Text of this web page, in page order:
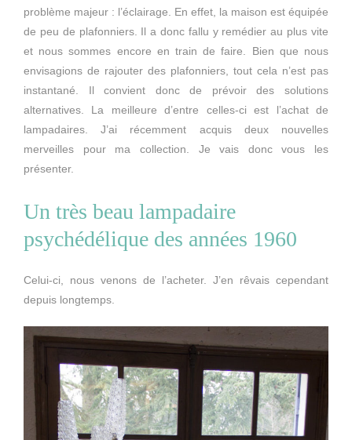
problème majeur : l’éclairage. En effet, la maison est équipée
de peu de plafonniers. Il a donc fallu y remédier au plus vite
et nous sommes encore en train de faire. Bien que nous
envisagions de rajouter des plafonniers, tout cela n’est pas
instantané. Il convient donc de prévoir des solutions
alternatives. La meilleure d’entre celles-ci est l’achat de
lampadaires. J’ai récemment acquis deux nouvelles
merveilles pour ma collection. Je vais donc vous les
présenter.
Un très beau lampadaire
psychédélique des années 1960
Celui-ci, nous venons de l’acheter. J’en rêvais cependant
depuis longtemps.